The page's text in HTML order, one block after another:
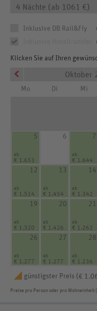
4 Nächte (ab 1061 €)
Inklusive DB Rail&Fly
Klicken Sie auf Ihren
Oktober
Mo Di Mi
5
ab
€ 1.653
6 7
ab
€ 1.644
12
ab
€ 1.514
13
ab
€ 1.454
14
ab
€ 1.342
19
ab
€ 1.320
20
ab
€ 1.426
21
ab
€ 1.262
26
ab
€ 1.277
27
ab
€ 1.277
28
ab
€ 1.236
günstigster Preis (€
Preise pro Person oder pro Wohneinheit